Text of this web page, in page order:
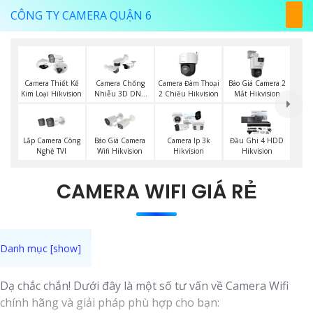
CÔNG TY CAMERA QUẬN 6
Camera Thiết Kế
Kim Loại Hikvision
Camera Chống
Nhiễu 3D DNR
Camera Đàm Thoại
2 Chiều Hikvision
Báo Giá Camera 2
Mắt Hikvision
Lắp Camera Công
Nghệ TVI
Báo Giá Camera
Wifi Hikvision
Camera Ip 3k
Hikvision
Đầu Ghi 4 HDD
Hikvision
CAMERA WIFI GIÁ RẺ
Dạ chắc chắn! Dưới đây là một số tư vấn về Camera Wifi
chính hãng và giải pháp phù hợp cho bạn: